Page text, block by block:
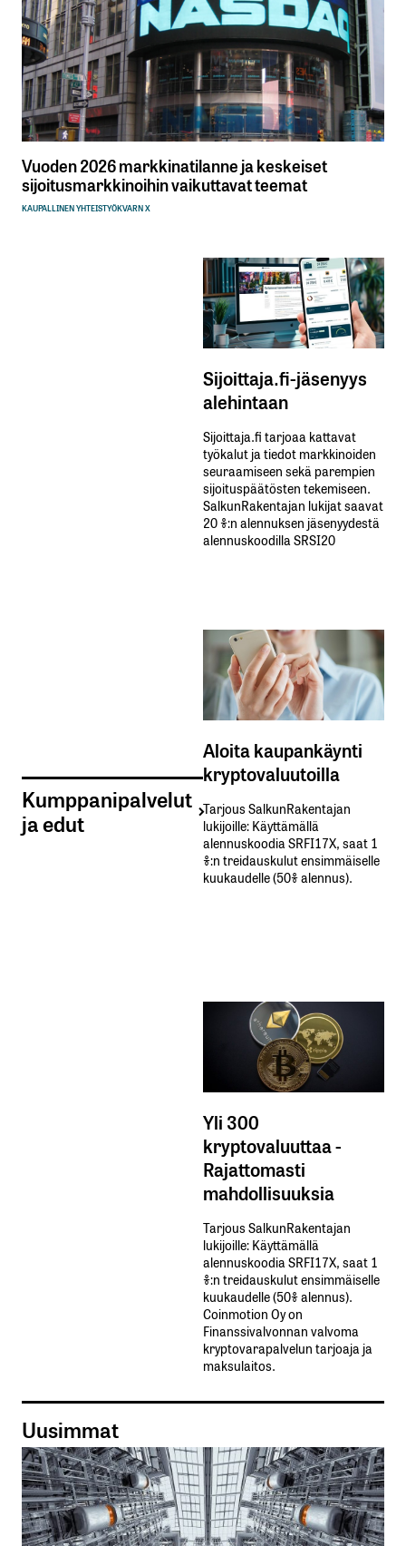
Vuoden 2026 markkinatilanne ja keskeiset
sijoitusmarkkinoihin vaikuttavat teemat
KAUPALLINEN YHTEISTYÖKVARN X
Kumppanipalvelut
ja edut
Sijoittaja.fi-jäsenyys
alehintaan
Sijoittaja.fi tarjoaa kattavat
työkalut ja tiedot markkinoiden
seuraamiseen sekä parempien
sijoituspäätösten tekemiseen.
SalkunRakentajan lukijat saavat
20 %:n alennuksen jäsenyydestä
alennuskoodilla SRSI20
Aloita kaupankäynti
kryptovaluutoilla
Tarjous SalkunRakentajan
lukijoille: Käyttämällä​ ​
alennuskoodia​ ​SRFI17X,​ ​saat​ ​1
%:n treidauskulut​ ​ensimmäiselle​ ​
kuukaudelle​ ​(50%​ ​alennus).
Yli 300
kryptovaluuttaa -
Rajattomasti
mahdollisuuksia
Tarjous SalkunRakentajan
lukijoille: Käyttämällä​ ​
alennuskoodia​ ​SRFI17X,​ ​saat​ ​1
%:n treidauskulut​ ​ensimmäiselle​ ​
kuukaudelle​ ​(50%​ ​alennus).
Coinmotion Oy on
Finanssivalvonnan valvoma
kryptovarapalvelun tarjoaja ja
maksulaitos.
Uusimmat